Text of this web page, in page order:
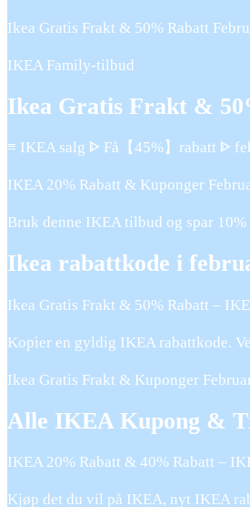
Ikea Gratis Frakt & 50% Rabatt
IKEA Family-tilbud
Ikea Gratis Frakt &
≡ IKEA salg ᐈ Få【45%】rabatt ᐈ
IKEA 20% Rabatt & Kuponger
Bruk denne IKEA tilbud og spar
Ikea rabattkode i
Ikea Gratis Frakt & 50% Rabatt –
Kopier en gyldig IKEA rabattkode.
Ikea Gratis Frakt & Kuponger
Alle IKEA Kupong &
IKEA 20% Rabatt & 40% Rabatt –
Kjøp det du vil på IKEA, nyt IKEA